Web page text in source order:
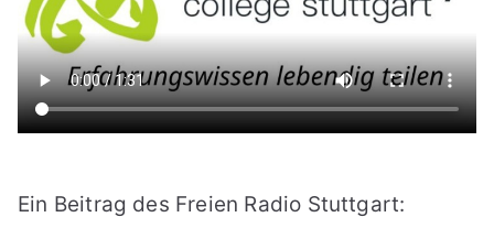
Ein Beitrag des Freien Radio Stuttgart: